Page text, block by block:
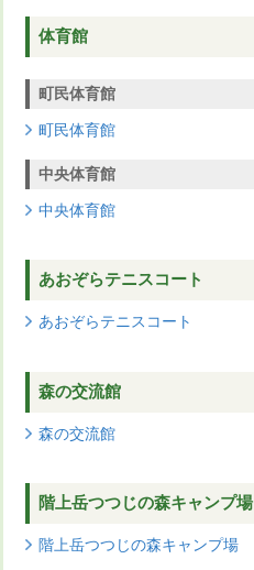
体育館
町民体育館
町民体育館
中央体育館
中央体育館
あおぞらテニスコート
あおぞらテニスコート
森の交流館
森の交流館
階上岳つつじの森キャンプ場
階上岳つつじの森キャンプ場